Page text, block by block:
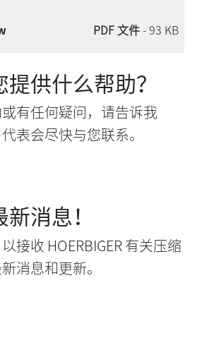
PDF 文件- 93 KB
供什么帮助？
有任何疑问，请告诉我
表会尽快与您联系。
消息！
接收 HOERBIGER 有关压缩
消息和更新。